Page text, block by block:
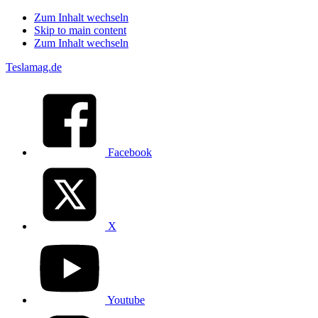
Zum Inhalt wechseln
Skip to main content
Zum Inhalt wechseln
Teslamag.de
Facebook
X
Youtube